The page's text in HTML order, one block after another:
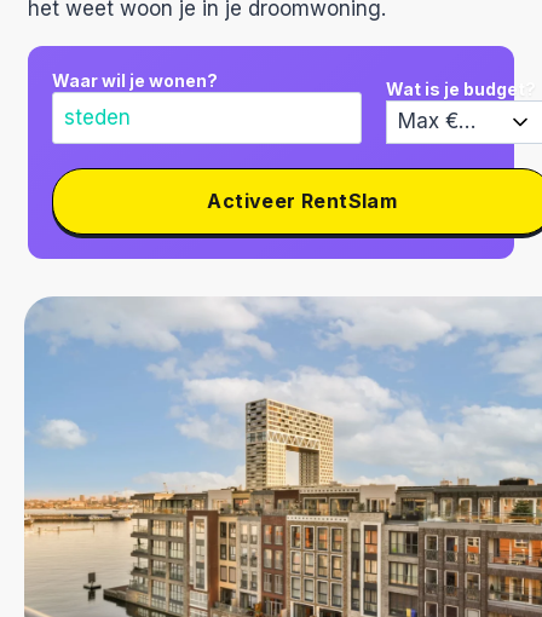
het weet woon je in je droomwoning.
Waar wil je wonen? Wat is je budget?
Activeer RentSlam